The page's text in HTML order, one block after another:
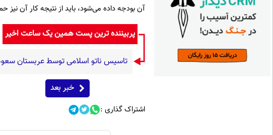
آن بودجه داده می‌شود، باید از نتیجه کار آن نیز
پربیننده ترین پست همین یک ساعت اخیر
تاسیس ناتو اسلامی توسط عربستان
خبر بعد
اشتراک گذاری :